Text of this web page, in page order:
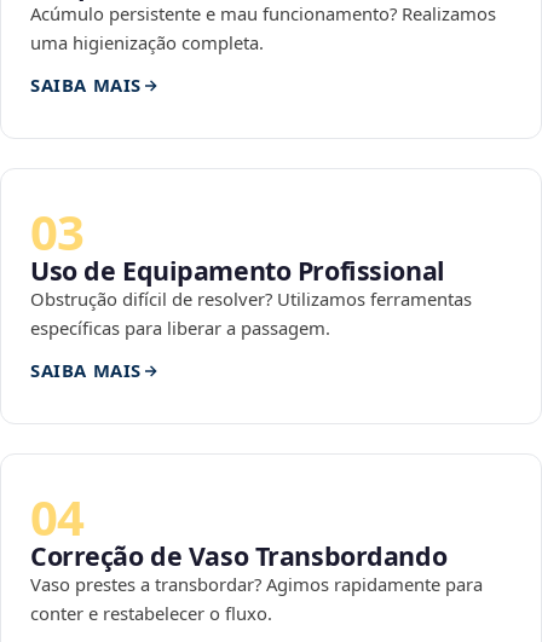
Acúmulo persistente e mau funcionamento? Realizamos
uma higienização completa.
SAIBA MAIS
03
Uso de Equipamento Profissional
Obstrução difícil de resolver? Utilizamos ferramentas
específicas para liberar a passagem.
SAIBA MAIS
04
Correção de Vaso Transbordando
Vaso prestes a transbordar? Agimos rapidamente para
conter e restabelecer o fluxo.